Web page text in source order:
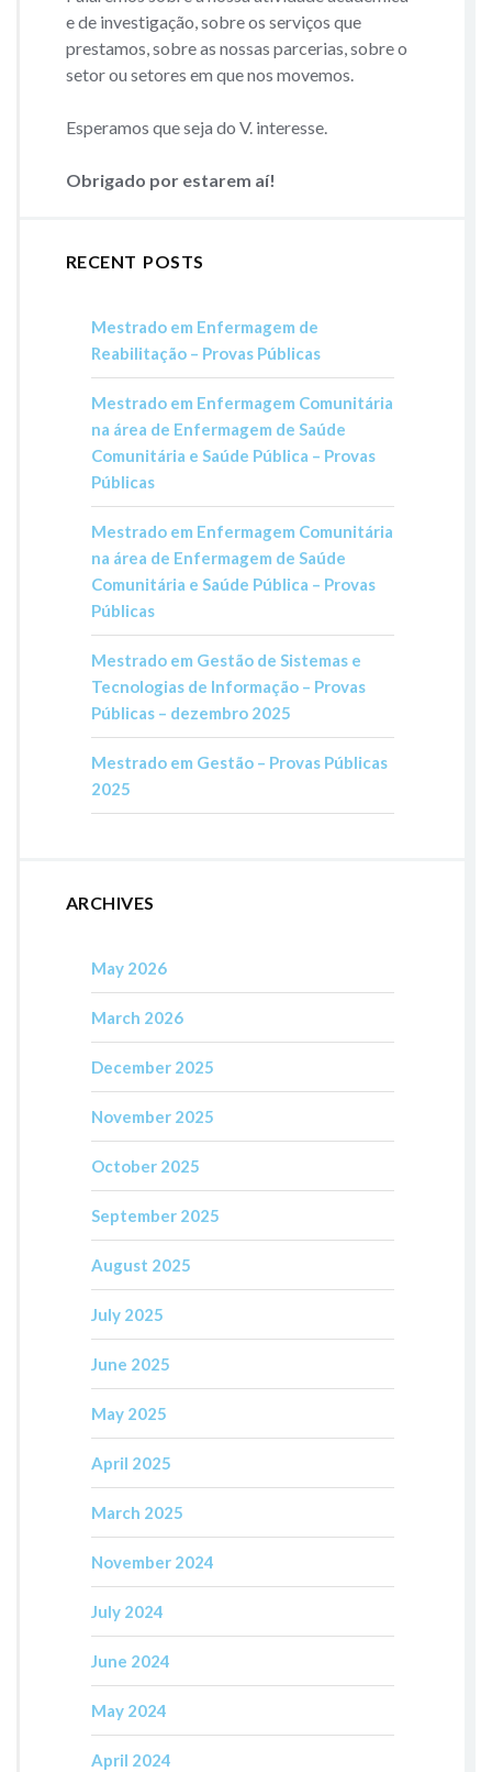
e de investigação, sobre os serviços que
prestamos, sobre as nossas parcerias, sobre o
setor ou setores em que nos movemos.
Esperamos que seja do V. interesse.
Obrigado por estarem aí!
RECENT POSTS
Mestrado em Enfermagem de
Reabilitação – Provas Públicas
Mestrado em Enfermagem Comunitária
na área de Enfermagem de Saúde
Comunitária e Saúde Pública – Provas
Públicas
Mestrado em Enfermagem Comunitária
na área de Enfermagem de Saúde
Comunitária e Saúde Pública – Provas
Públicas
Mestrado em Gestão de Sistemas e
Tecnologias de Informação – Provas
Públicas – dezembro 2025
Mestrado em Gestão – Provas Públicas
2025
ARCHIVES
May 2026
March 2026
December 2025
November 2025
October 2025
September 2025
August 2025
July 2025
June 2025
May 2025
April 2025
March 2025
November 2024
July 2024
June 2024
May 2024
April 2024